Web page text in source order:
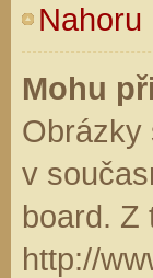
Nahoru
Mohu
Obrázky
v
board. Z
http://